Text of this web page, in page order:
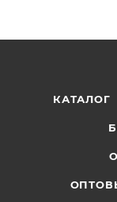
КАТАЛОГ